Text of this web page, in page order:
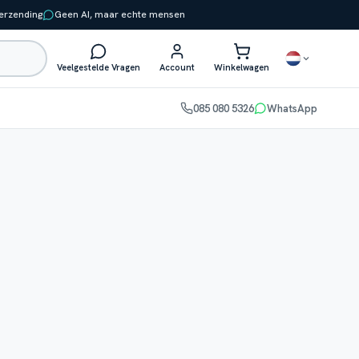
Geen AI, maar echte mensen
Veelgestelde Vragen Account Winkelwagen
085 080 5326 WhatsApp